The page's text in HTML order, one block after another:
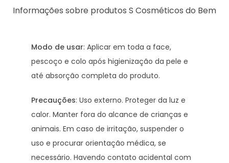
Informações sobre produtos S Cosméticos do Bem
Modo de usar: Aplicar em toda a face,
pescoço e colo após higienização da pele e
até absorção completa do produto.
Precauções: Uso externo. Proteger da luz e
calor. Manter fora do alcance de crianças e
animais. Em caso de irritação, suspender o
uso e procurar orientação médica, se
necessário. Havendo contato acidental com